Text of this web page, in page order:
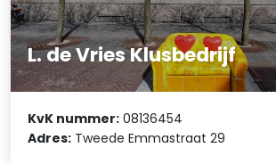
L. de Vries Klusbedrijf
KvK nummer: 08136454
Adres: Tweede Emmastraat 29